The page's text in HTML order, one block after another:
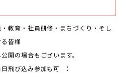
教育・社員研修・まちづくり・そし
皆様
開の場合もございます。
飛び込み参加も可 ）